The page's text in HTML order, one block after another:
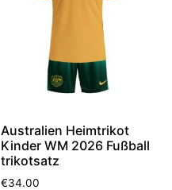
Australien Heimtrikot
Kinder WM 2026 Fußball
trikotsatz
€34.00